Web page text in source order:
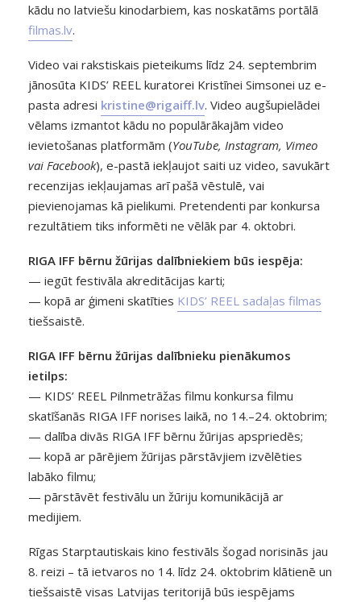
kādu no latviešu kinodarbiem, kas noskatāms portālā
filmas.lv.
Video vai rakstiskais pieteikums līdz 24. septembrim
jānosūta KIDS’ REEL kuratorei Kristīnei Simsonei uz e-
pasta adresi kristine@rigaiff.lv. Video augšupielādei
vēlams izmantot kādu no populārākajām video
ievietošanas platformām (YouTube, Instagram, Vimeo
vai Facebook), e-pastā iekļaujot saiti uz video, savukārt
recenzijas iekļaujamas arī pašā vēstulē, vai
pievienojamas kā pielikumi. Pretendenti par konkursa
rezultātiem tiks informēti ne vēlāk par 4. oktobri.
RIGA IFF bērnu žūrijas dalībniekiem būs iespēja:
— iegūt festivāla akreditācijas karti;
— kopā ar ģimeni skatīties KIDS’ REEL sadaļas filmas
tiešsaistē.
RIGA IFF bērnu žūrijas dalībnieku pienākumos
ietilps:
— KIDS’ REEL Pilnmetrāžas filmu konkursa filmu
skatīšanās RIGA IFF norises laikā, no 14.–24. oktobrim;
— dalība divās RIGA IFF bērnu žūrijas apspriedēs;
— kopā ar pārējiem žūrijas pārstāvjiem izvēlēties
labāko filmu;
— pārstāvēt festivālu un žūriju komunikācijā ar
medijiem.
Rīgas Starptautiskais kino festivāls šogad norisinās jau
8. reizi – tā ietvaros no 14. līdz 24. oktobrim klātienē un
tiešsaistē visas Latvijas teritorijā būs iespējams